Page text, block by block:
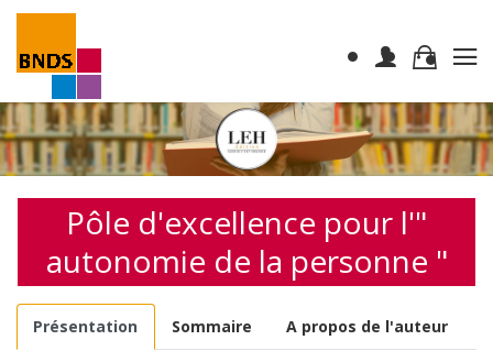
Pôle d'excellence pour l'"
autonomie de la personne "
Présentation Sommaire A propos de l'auteur